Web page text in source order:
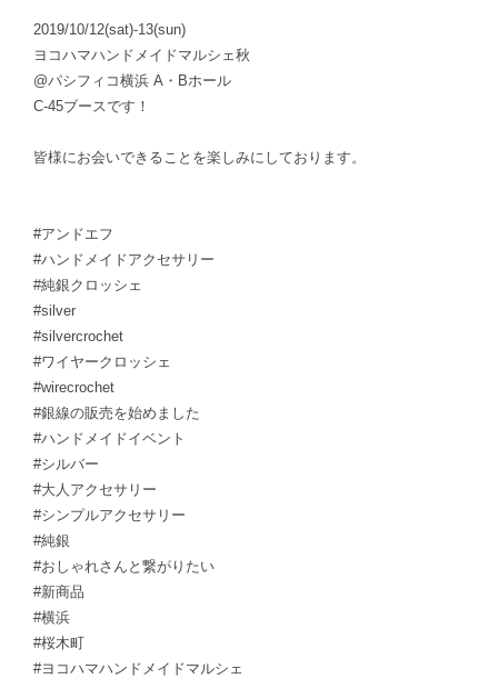
2019/10/12(sat)-13(sun)
ヨコハマハンドメイドマルシェ秋
@パシフィコ横浜 A・Bホール
C-45ブースです！
皆様にお会いできることを楽しみにしております。
#アンドエフ
#ハンドメイドアクセサリー
#純銀クロッシェ
#silver
#silvercrochet
#ワイヤークロッシェ
#wirecrochet
#銀線の販売を始めました
#ハンドメイドイベント
#シルバー
#大人アクセサリー
#シンプルアクセサリー
#純銀
#おしゃれさんと繋がりたい
#新商品
#横浜
#桜木町
#ヨコハマハンドメイドマルシェ